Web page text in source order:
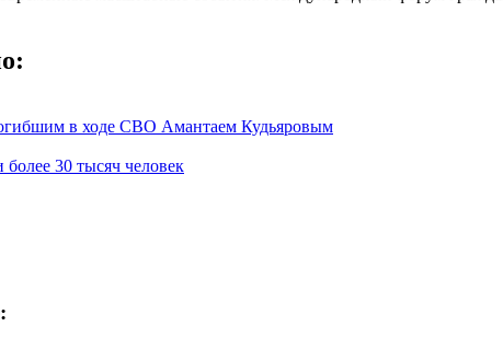
в ходе СВО Амантаем Кудьяровым
30 тысяч человек